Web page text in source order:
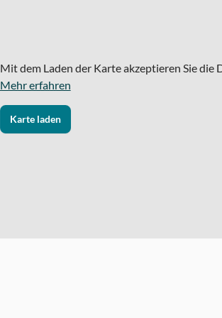
Mit dem Laden der Karte akzeptieren Sie die
Mehr erfahren
Karte laden